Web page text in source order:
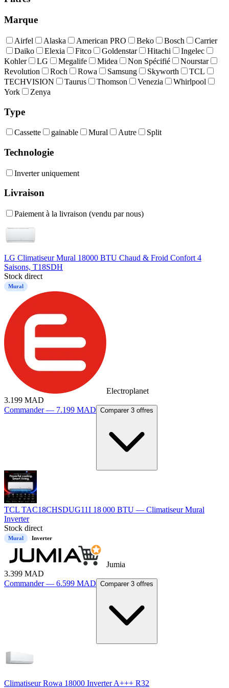
Marque
Airfel Alaska American PRO Beko Bosch
Carrier
Daiko
Elexia Fitco Goldenstar Hitachi
Ingelec
Kohler
LG Megalife Midea Non Spécifié
Nourstar
Revolution
Roch Rowa Samsung Skyworth
TCL
TECHVISION
Taurus Thomson Venezia
Whirlpool
York
Zenya
Type
Cassette gainable Mural Autre Split
Technologie
Inverter uniquement
Livraison
Paiement à la livraison (vendu par nous)
LG Climatiseur Mural 18000 BTU Chaud & Froid Confort 4
Saisons, T18SDH
Stock direct
Mural
Electroplanet
3.199 MAD
Commander — 7.199 MAD Comparer 3 offres
TCL TAC18CHSDUG11I 18 000 BTU — Climatiseur Mural
Inverter
Stock direct
Mural Inverter
Jumia
3.399 MAD
Commander — 6.599 MAD Comparer 3 offres
Climatiseur Rowa 18000 Inverter A+++ R32